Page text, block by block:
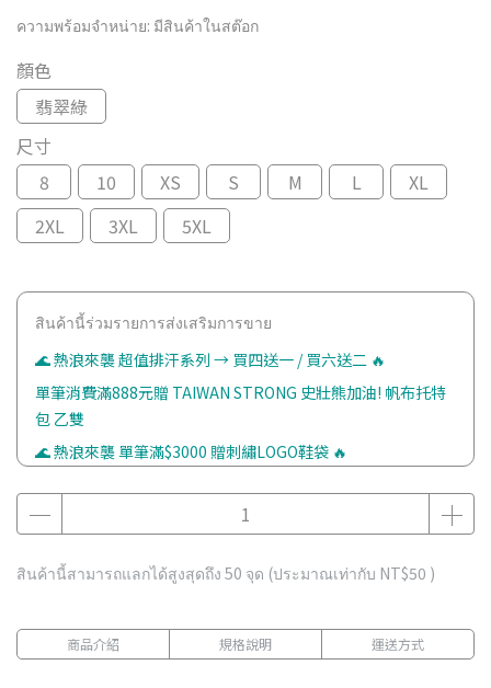
ความพร้อมจำหน่าย: มีสินค้าในสต๊อก
顏色
翡翠綠
尺寸
8
10 XS S M L
XL
2XL
3XL 5XL
สินค้านี้ร่วมรายการส่งเสริมการขาย
🌊 熱浪來襲 超值排汗系列 → 買四送一 / 買六送二 🔥
單筆消費滿888元贈 TAIWAN STRONG 史壯熊加油! 帆布托特
包 乙雙
🌊 熱浪來襲 單筆滿$3000 贈刺繡LOGO鞋袋 🔥
สินค้านี้สามารถแลกได้สูงสุดถึง 50 จุด (ประมาณเท่ากับ NT$50 )
商品介紹 規格說明 運送方式